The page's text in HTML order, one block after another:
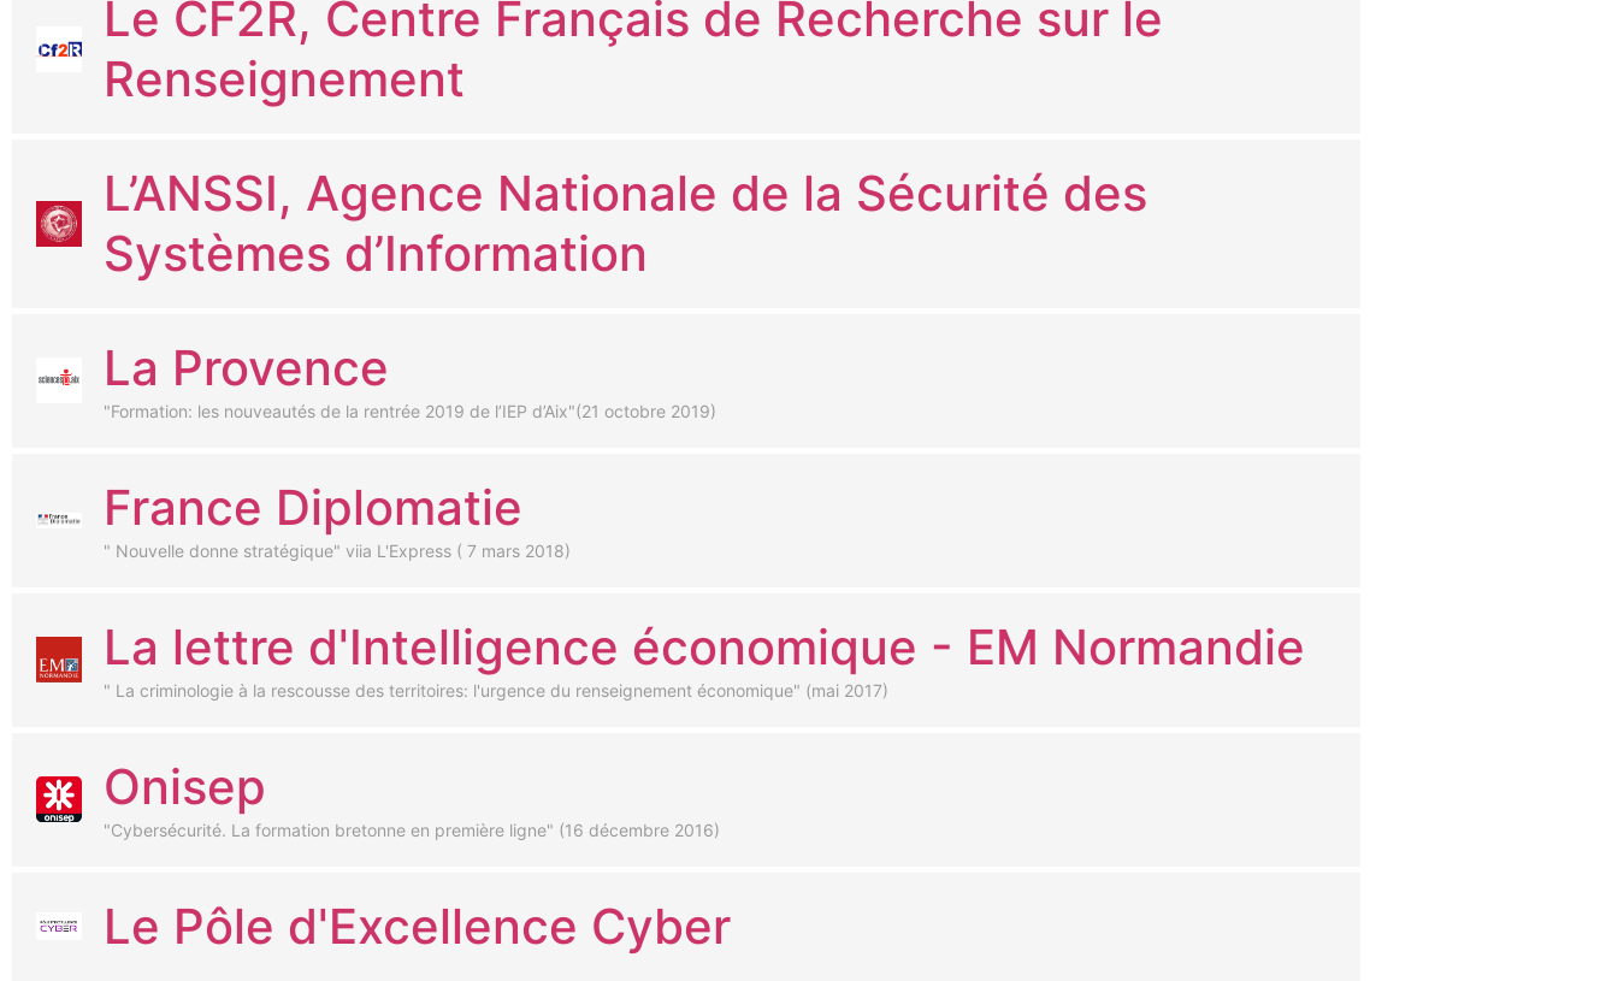
Le CF2R, Centre Français de Recherche sur le
Renseignement
L’ANSSI, Agence Nationale de la Sécurité des
Systèmes d’Information
La Provence
"Formation: les nouveautés de la rentrée 2019 de l’IEP d’Aix"(21 octobre 2019)
France Diplomatie
" Nouvelle donne stratégique" viia L'Express ( 7 mars 2018)
La lettre d'Intelligence économique - EM Normandie
" La criminologie à la rescousse des territoires: l'urgence du renseignement économique" (mai 2017)
Onisep
"Cybersécurité. La formation bretonne en première ligne" (16 décembre 2016)
Le Pôle d'Excellence Cyber